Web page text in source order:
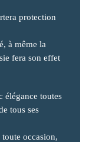
protection
à même la
fera son effet
élégance toutes
tous ses
occasion,